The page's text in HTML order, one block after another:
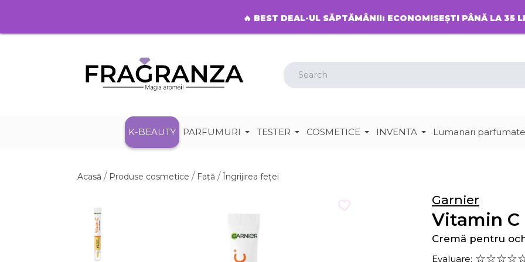
🔥 BEST DEAL-UL SĂPTĂMÂNII: ECONOMISEȘTI PÂNĂ LA 35
K-BEAUTY PARFUMURI TESTER COSMETICE INVENTA Lumanari parfumate
Acasă Produse cosmetice Față Îngrijirea feței
Garnier
Vitamin C
Cremă pentru
Evaluare: